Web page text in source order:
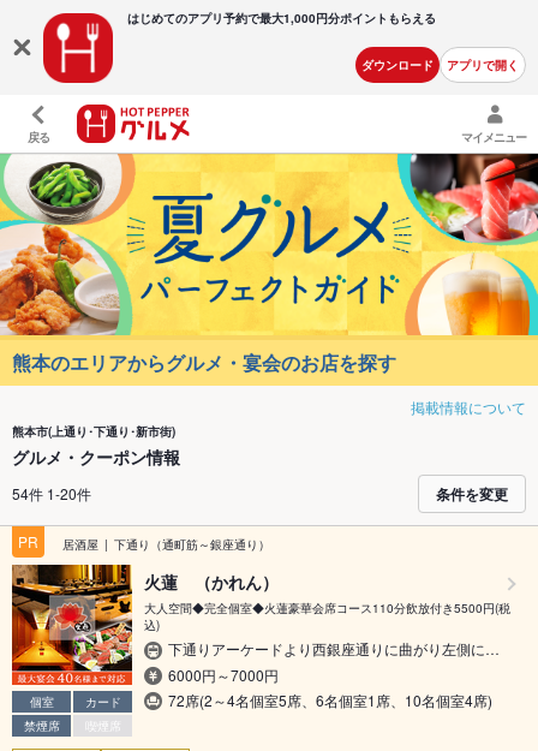
はじめてのアプリ予約で最大1,000円分ポイントもらえる
ダウンロード アプリで開く
戻る マイメニュー
熊本のエリアからグルメ・宴会のお店を探す
掲載情報について
熊本市(上通り･下通り･新市街)
グルメ・クーポン情報
54件 1-20件 条件を変更
PR 居酒屋 下通り（通町筋～銀座通り）
個室
カード
禁煙席
喫煙席
火蓮 （かれん）
大人空間◆完全個室◆火蓮豪華会席コース110分飲放付き5500円(税
込)
下通りアーケードより西銀座通りに曲がり左側に…
6000円～7000円
72席(2～4名個室5席、6名個室1席、10名個室4席)